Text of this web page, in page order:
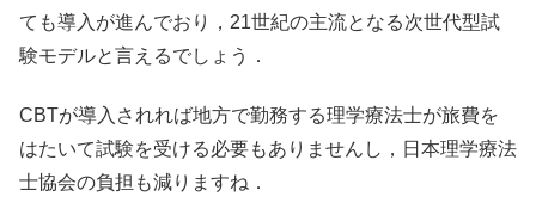
ても導入が進んでおり，21世紀の主流となる次世代型試
験モデルと言えるでしょう．
CBTが導入されれば地方で勤務する理学療法士が旅費を
はたいて試験を受ける必要もありませんし，日本理学療法
士協会の負担も減りますね．